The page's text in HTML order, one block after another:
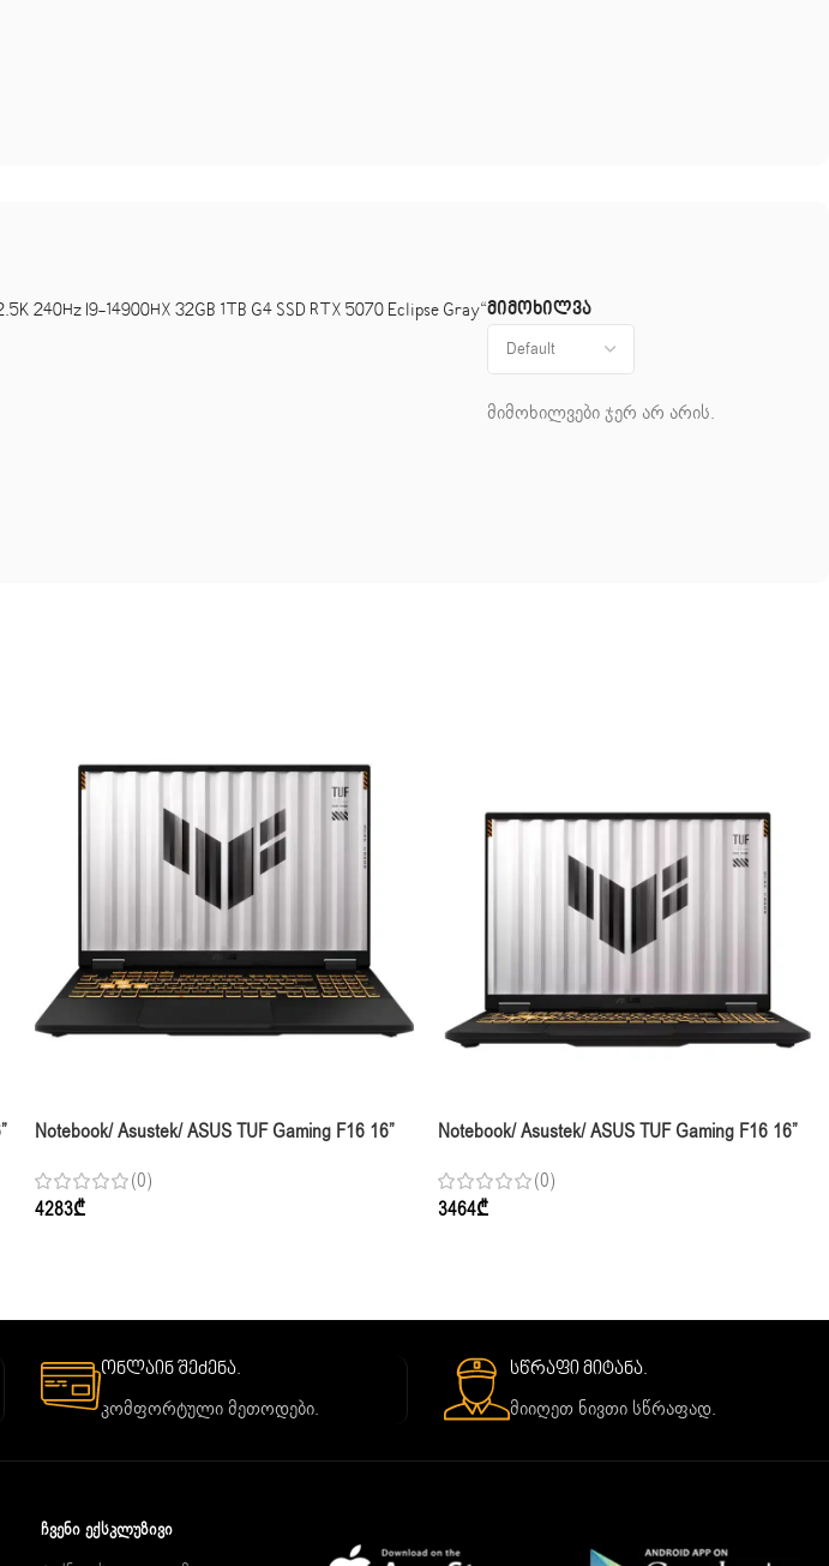
მიმოხილვა
მიმოხილვები ჯერ არ არის.
I9-14900HX 32GB 1TB G4 SSD RTX 5070 Eclipse Gray“
Notebook/ Asustek/ ASUS TUF Gaming F16 16”
Jaeger Gray(0)
4283₾
Notebook/ Asustek/ ASUS TUF Gaming F16 16”
Jaeger Gray(0)
3464₾
ონლაინ შეძენა.
კომფორტული მეთოდები.
სწრაფი მიტანა.
მიიღეთ ნივთი სწრაფად.
ᲩᲕᲔᲜᲘ ᲔᲥᲡᲙᲚᲣᲖᲘᲕᲘ